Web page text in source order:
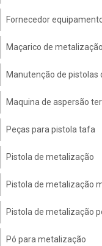
Fornecedor
Maçarico de metalização
Manutenção de pistolas
Maquina de aspersão
Peças para pistola tafa
Pistola de metalização
Pistola de metalização
Pistola de metalização
Pó para metalização